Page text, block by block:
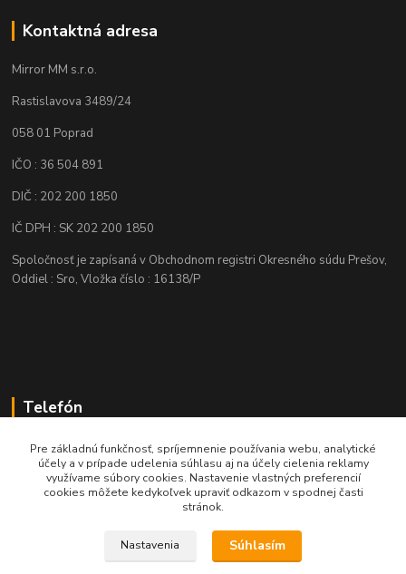
Kontaktná adresa
Mirror MM s.r.o.
Rastislavova 3489/24
058 01 Poprad
IČO : 36 504 891
DIČ : 202 200 1850
IČ DPH : SK 202 200 1850
Spoločnosť je zapísaná v Obchodnom registri Okresného súdu Prešov,
Oddiel : Sro, Vložka číslo : 16138/P
Telefón
+421 905 622 625
obchod@nozeplus.sk
Pre základnú funkčnosť, spríjemnenie používania webu, analytické
účely a v prípade udelenia súhlasu aj na účely cielenia reklamy
využívame súbory cookies. Nastavenie vlastných preferencií
cookies môžete kedykoľvek upraviť odkazom v spodnej časti
stránok.
Nastavenia Súhlasím